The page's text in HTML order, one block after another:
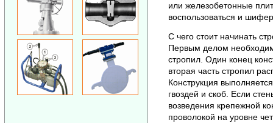
или железобетонные
воспользоваться и
С чего стоит начинать
Первым делом
стропил. Один конец
вторая часть стропил
Конструкция
гвоздей и скоб. Если
возведения крепежной
проволокой на уровне